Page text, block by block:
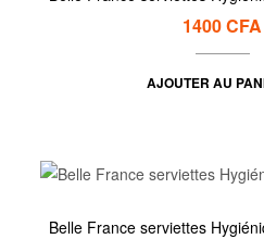
1400CFA
AJOUTER AU
Belle France serviettes